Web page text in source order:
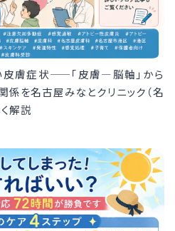
皮膚症状——「皮膚—脳軸」から
を名古屋みなとクリニック（名
解説